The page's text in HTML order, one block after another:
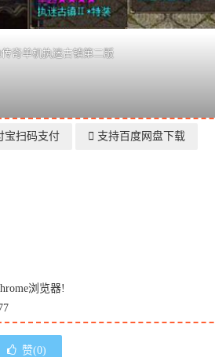
奇单机执迷古镇第二版
宝扫码支付 支持百度网盘下载
浏览器!
赞(0)